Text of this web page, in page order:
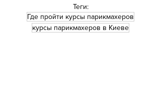
Теги:
Где пройти курсы парикмахеров
курсы парикмахеров в Киеве